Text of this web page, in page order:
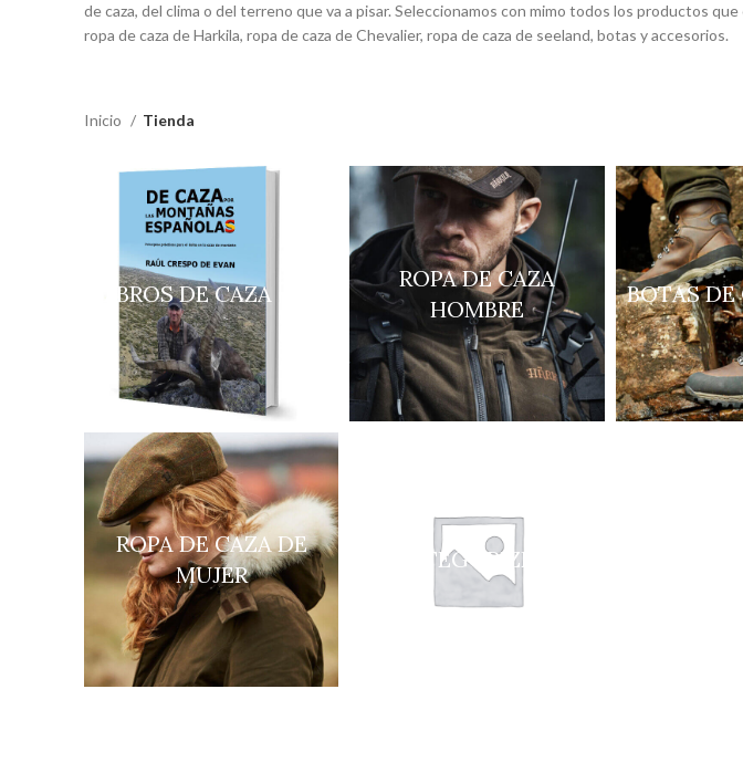
de caza, del clima o del terreno que va a pisar. Seleccionamos con mimo todos los productos
ropa de caza de Harkila, ropa de caza de Chevalier, ropa de caza de seeland, botas y accesorios.
Inicio Tienda
LIBROS DE CAZA
ROPA DE CAZA
HOMBRE
BOTAS DE
ROPA DE CAZA DE
MUJER
UNCATEGORIZED